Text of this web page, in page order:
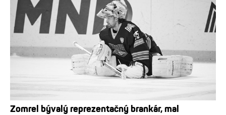
Zomrel bývalý reprezentačný brankár, mal